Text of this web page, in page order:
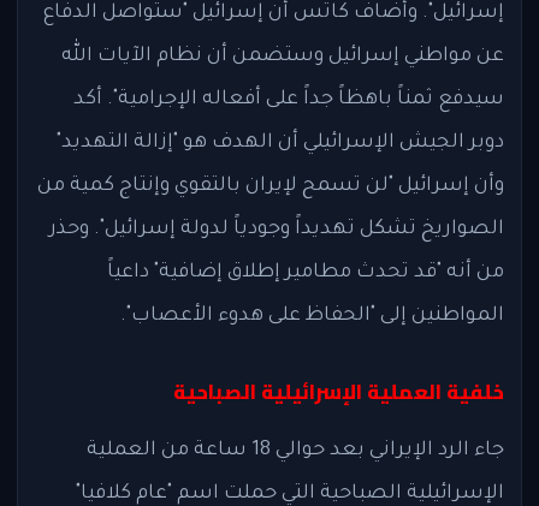
إسرائيل". وأضاف كاتس أن إسرائيل "ستواصل الدفاع
عن مواطني إسرائيل وستضمن أن نظام الآيات الله
سيدفع ثمناً باهظاً جداً على أفعاله الإجرامية". أكد
دوبر الجيش الإسرائيلي أن الهدف هو "إزالة التهديد"
وأن إسرائيل "لن تسمح لإيران بالتقوي وإنتاج كمية من
الصواريخ تشكل تهديداً وجودياً لدولة إسرائيل". وحذر
من أنه "قد تحدث مطامير إطلاق إضافية" داعياً
المواطنين إلى "الحفاظ على هدوء الأعصاب".
خلفية العملية الإسرائيلية الصباحية
جاء الرد الإيراني بعد حوالي 18 ساعة من العملية
الإسرائيلية الصباحية التي حملت اسم "عام كلافيا"